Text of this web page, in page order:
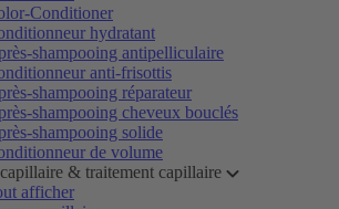
Conditioner
hydratant
shampooing antipelliculaire
anti-frisottis
shampooing réparateur
shampooing cheveux bouclés
shampooing solide
de volume
& traitement capillaire
afficher